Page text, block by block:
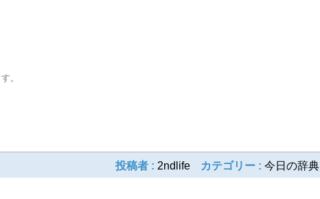
。
投稿者 : 2ndlife カテゴリー : 今日の辞典